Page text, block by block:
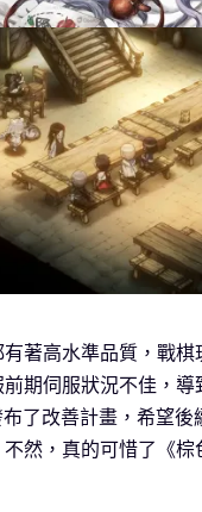
著高水準品質，戰棋
期伺服狀況不佳，導
了改善計畫，希望後
然，真的可惜了《棕